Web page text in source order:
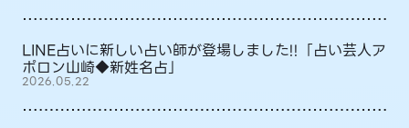
LINE占いに新しい占い師が登場しました!!「占い芸人ア
ポロン山崎◆新姓名占」
2026.05.22